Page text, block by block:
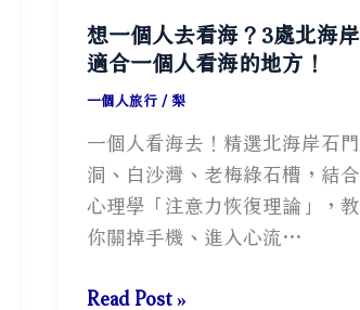
想一個人去看海？3處北海岸
適合一個人看海的地方！
一個人旅行 / 梨
一個人看海去！精選北海岸石門
洞、白沙灣、老梅綠石槽，結合
心理學「注意力恢復理論」，教
你關掉手機、進入心流…
想
Read Post »